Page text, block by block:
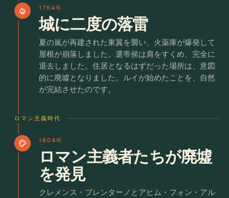
local_fire_department 1764年
城に二度の落雷
夏の嵐が再建された東翼を襲い、火薬庫が爆発して
屋根が崩落しました。選帝侯は肩をすくめ、完全に
退去しました。住居となるはずだった場所は、意図
的に廃墟となりました。ルイが始めたことを、自然
が完結させたのです。
ロマン主義時代
palette 1804年
ロマン主義者たちが廃墟
を発見
クレメンス・ブレンターノとアヒム・フォン・アル